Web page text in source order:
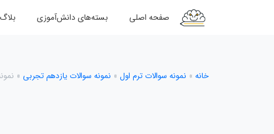
صفحه اصلی بسته‌های دانش‌آموزی بلاگ
خانه » نمونه سوالات ترم اول » نمونه سوالات یازدهم تجربی »